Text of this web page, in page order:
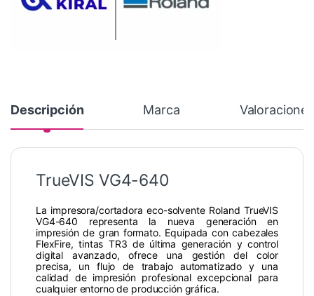
Descripción Marca Valoraciones
TrueVIS VG4-640
La impresora/cortadora eco-solvente Roland TrueVIS
VG4-640 representa la nueva generación en
impresión de gran formato. Equipada con cabezales
FlexFire, tintas TR3 de última generación y control
digital avanzado, ofrece una gestión del color
precisa, un flujo de trabajo automatizado y una
calidad de impresión profesional excepcional para
cualquier entorno de producción gráfica.